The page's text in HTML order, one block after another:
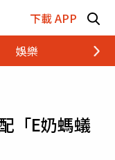
下載 APP
娛樂 財經
「E奶螞蟻